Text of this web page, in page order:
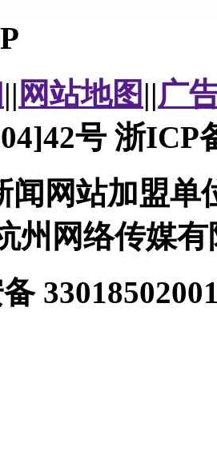
|| 网站地图 ||广
号 浙ICP
闻网站加盟单
州网络传媒有